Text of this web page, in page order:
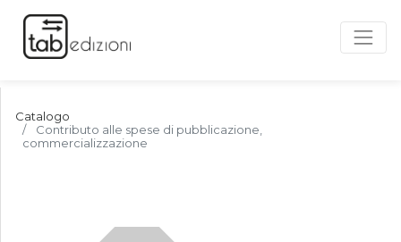
Catalogo
Contributo alle spese di pubblicazione,
commercializzazione